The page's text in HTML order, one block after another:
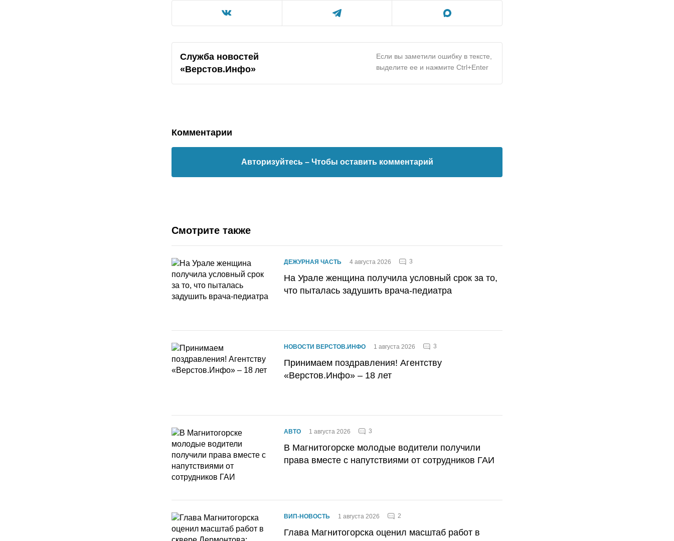
Служба новостей
«Верстов.Инфо»
Если вы заметили ошибку в тексте,
выделите ее и нажмите Ctrl+Enter
Комментарии
Авторизуйтесь – Чтобы оставить комментарий
Смотрите также
ДЕЖУРНАЯ ЧАСТЬ 4 августа 2026 3
На Урале женщина получила условный срок за то,
что пыталась задушить врача-педиатра
НОВОСТИ ВЕРСТОВ.ИНФО 1 августа 2026 3
Принимаем поздравления! Агентству
«Верстов.Инфо» – 18 лет
АВТО 1 августа 2026 3
В Магнитогорске молодые водители получили
права вместе с напутствиями от сотрудников ГАИ
ВИП-НОВОСТЬ 1 августа 2026 2
Глава Магнитогорска оценил масштаб работ в